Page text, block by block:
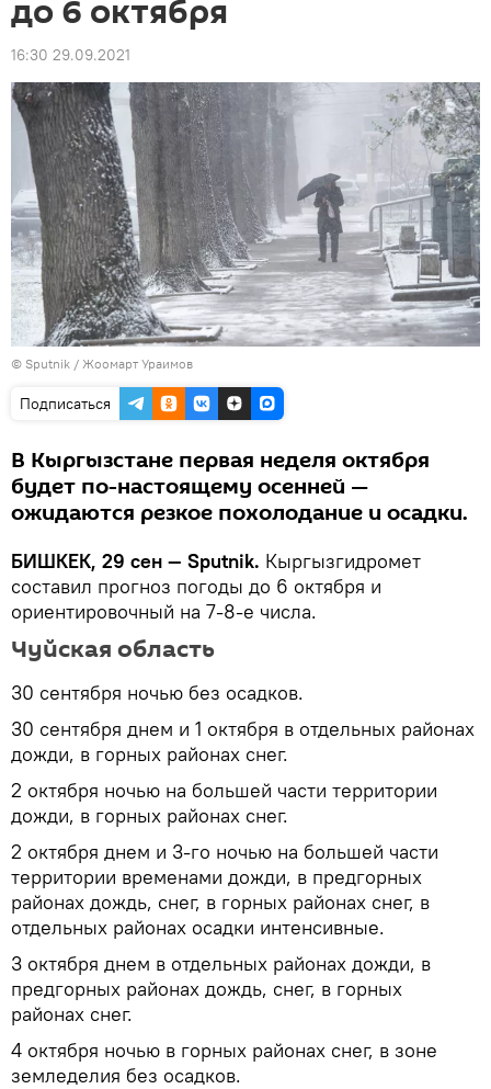
до 6 октября
16:30 29.09.2021
© Sputnik / Жоомарт Ураимов
Подписаться
В Кыргызстане первая неделя октября
будет по-настоящему осенней —
ожидаются резкое похолодание и осадки.
БИШКЕК, 29 сен — Sputnik. Кыргызгидромет
составил прогноз погоды до 6 октября и
ориентировочный на 7-8-е числа.
Чуйская область
30 сентября ночью без осадков.
30 сентября днем и 1 октября в отдельных районах
дожди, в горных районах снег.
2 октября ночью на большей части территории
дожди, в горных районах снег.
2 октября днем и 3-го ночью на большей части
территории временами дожди, в предгорных
районах дождь, снег, в горных районах снег, в
отдельных районах осадки интенсивные.
3 октября днем в отдельных районах дожди, в
предгорных районах дождь, снег, в горных
районах снег.
4 октября ночью в горных районах снег, в зоне
земледелия без осадков.